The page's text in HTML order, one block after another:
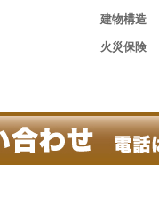
建物構造
火災保険